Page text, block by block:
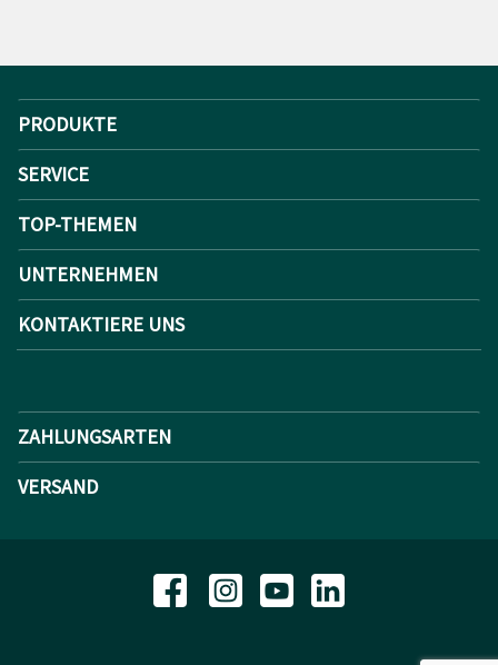
PRODUKTE
SERVICE
TOP-THEMEN
UNTERNEHMEN
KONTAKTIERE UNS
ZAHLUNGSARTEN
VERSAND